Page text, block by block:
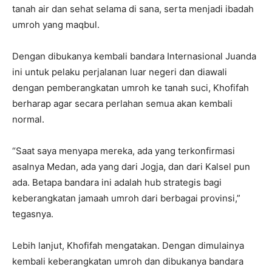
tanah air dan sehat selama di sana, serta menjadi ibadah
umroh yang maqbul.
Dengan dibukanya kembali bandara Internasional Juanda
ini untuk pelaku perjalanan luar negeri dan diawali
dengan pemberangkatan umroh ke tanah suci, Khofifah
berharap agar secara perlahan semua akan kembali
normal.
“Saat saya menyapa mereka, ada yang terkonfirmasi
asalnya Medan, ada yang dari Jogja, dan dari Kalsel pun
ada. Betapa bandara ini adalah hub strategis bagi
keberangkatan jamaah umroh dari berbagai provinsi,”
tegasnya.
Lebih lanjut, Khofifah mengatakan. Dengan dimulainya
kembali keberangkatan umroh dan dibukanya bandara